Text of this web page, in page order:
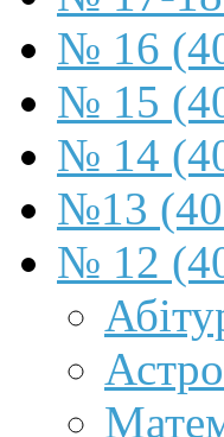
№ 16
№ 15
№ 14
№13
№ 12